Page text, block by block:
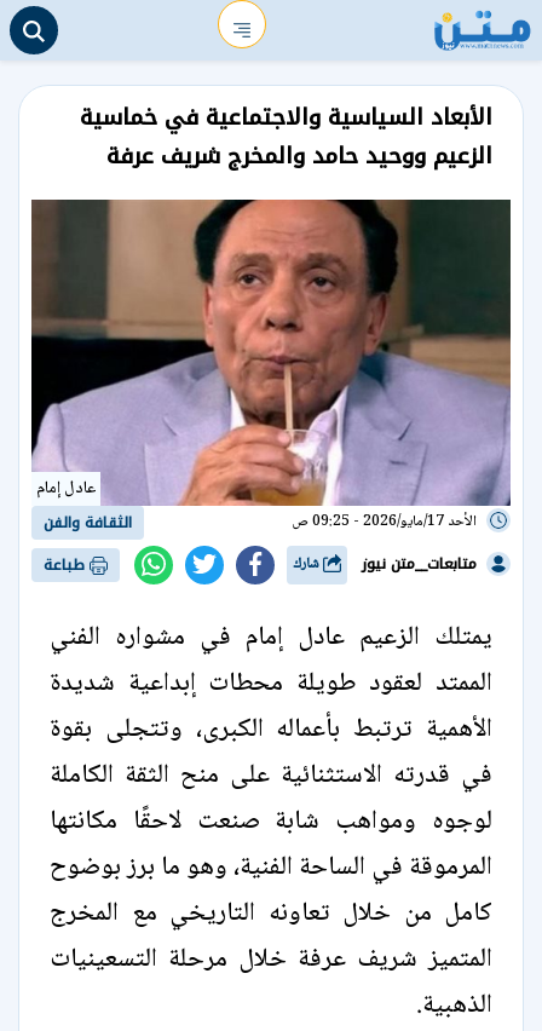
الأبعاد السياسية والاجتماعية في خماسية
الزعيم ووحيد حامد والمخرج شريف عرفة
عادل إمام
الأحد 17/مايو/2026 - 09:25 ص
الثقافة والفن
متابعات__متن نيوز
طباعة
يمتلك الزعيم عادل إمام في مشواره الفني
الممتد لعقود طويلة محطات إبداعية شديدة
الأهمية ترتبط بأعماله الكبرى، وتتجلى بقوة
في قدرته الاستثنائية على منح الثقة الكاملة
لوجوه ومواهب شابة صنعت لاحقًا مكانتها
المرموقة في الساحة الفنية، وهو ما برز بوضوح
كامل من خلال تعاونه التاريخي مع المخرج
المتميز شريف عرفة خلال مرحلة التسعينيات
الذهبية.